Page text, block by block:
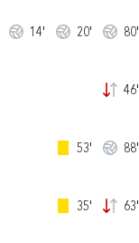
14' 20' 80'
46'
53' 88'
35' 63'